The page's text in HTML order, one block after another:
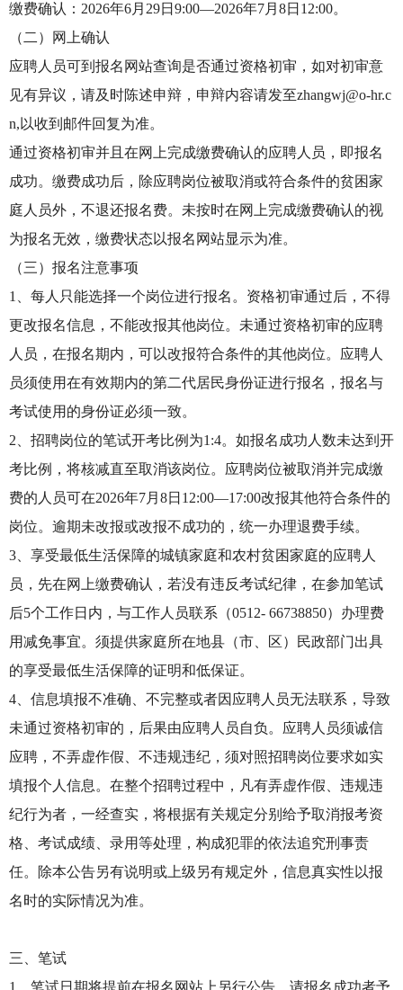
缴费确认：2026年6月29日9:00—2026年7月8日12:00。
（二）网上确认
应聘人员可到报名网站查询是否通过资格初审，如对初审意
见有异议，请及时陈述申辩，申辩内容请发至zhangwj@o-hr.c
n,以收到邮件回复为准。
通过资格初审并且在网上完成缴费确认的应聘人员，即报名
成功。缴费成功后，除应聘岗位被取消或符合条件的贫困家
庭人员外，不退还报名费。未按时在网上完成缴费确认的视
为报名无效，缴费状态以报名网站显示为准。
（三）报名注意事项
1、每人只能选择一个岗位进行报名。资格初审通过后，不得
更改报名信息，不能改报其他岗位。未通过资格初审的应聘
人员，在报名期内，可以改报符合条件的其他岗位。应聘人
员须使用在有效期内的第二代居民身份证进行报名，报名与
考试使用的身份证必须一致。
2、招聘岗位的笔试开考比例为1:4。如报名成功人数未达到开
考比例，将核减直至取消该岗位。应聘岗位被取消并完成缴
费的人员可在2026年7月8日12:00—17:00改报其他符合条件的
岗位。逾期未改报或改报不成功的，统一办理退费手续。
3、享受最低生活保障的城镇家庭和农村贫困家庭的应聘人
员，先在网上缴费确认，若没有违反考试纪律，在参加笔试
后5个工作日内，与工作人员联系（0512- 66738850）办理费
用减免事宜。须提供家庭所在地县（市、区）民政部门出具
的享受最低生活保障的证明和低保证。
4、信息填报不准确、不完整或者因应聘人员无法联系，导致
未通过资格初审的，后果由应聘人员自负。应聘人员须诚信
应聘，不弄虚作假、不违规违纪，须对照招聘岗位要求如实
填报个人信息。在整个招聘过程中，凡有弄虚作假、违规违
纪行为者，一经查实，将根据有关规定分别给予取消报考资
格、考试成绩、录用等处理，构成犯罪的依法追究刑事责
任。除本公告另有说明或上级另有规定外，信息真实性以报
名时的实际情况为准。
三、笔试
1、笔试日期将提前在报名网站上另行公告，请报名成功者予